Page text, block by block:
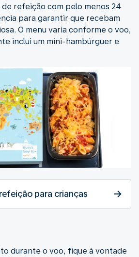
de refeição com pelo menos 24
para garantir que recebam
O menu varia conforme o voo,
inclui um mini-hambúrguer e
para crianças
durante o voo, fique à vontade